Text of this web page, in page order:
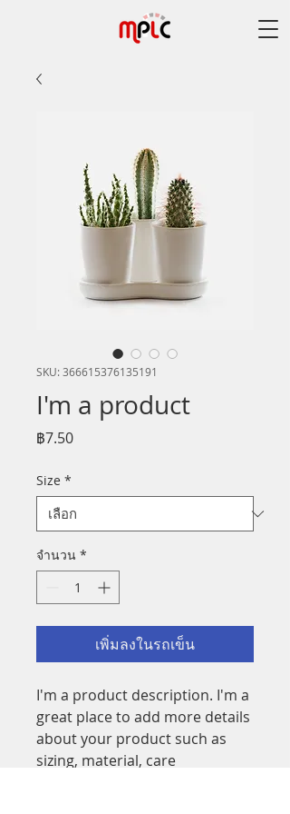
SKU: 366615376135191
I'm a product
฿7.50ราคา
Size *
จำนวน *
เพิ่มลงในรถเข็น
I'm a product description. I'm a
great place to add more details
about your product such as
sizing, material, care